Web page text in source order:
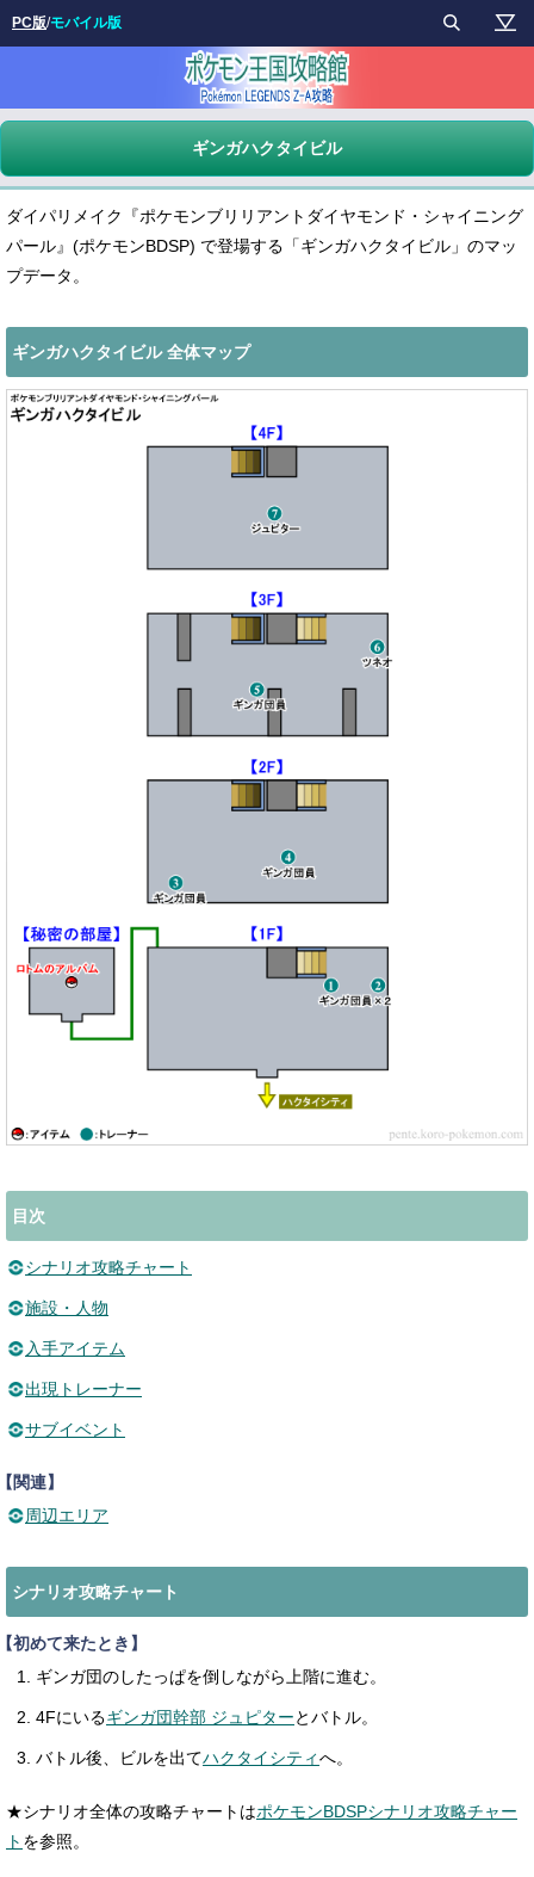
ギンガハクタイビル
ダイパリメイク『ポケモンブリリアントダイヤモンド・シャイニング
パール』(ポケモンBDSP) で登場する「ギンガハクタイビル」のマッ
プデータ。
ギンガハクタイビル 全体マップ
目次
シナリオ攻略チャート
施設・人物
入手アイテム
出現トレーナー
サブイベント
関連】
周辺エリア
シナリオ攻略チャート
初めて来たとき】
ギンガ団のしたっぱを倒しながら上階に進む。
4Fにいるギンガ団幹部 ジュピターとバトル。
バトル後、ビルを出てハクタイシティへ。
★シナリオ全体の攻略チャートはポケモンBDSPシナリオ攻略チャー
ト を参照。
PC版/モバイル版